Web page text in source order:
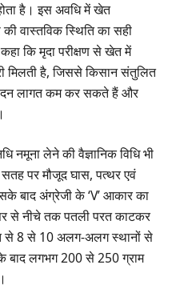
है। इस अवधि में खेत
वास्तविक स्थिति का सही
कि मृदा परीक्षण से खेत में
मिलती है, जिससे किसान संतुलित
लागत कम कर सकते हैं और
नमूना लेने की वैज्ञानिक विधि भी
पर मौजूद घास, पत्थर एवं
बाद अंग्रेजी के ‘V’ आकार का
से नीचे तक पतली परत काटकर
से 8 से 10 अलग-अलग स्थानों से
बाद लगभग 200 से 250 ग्राम